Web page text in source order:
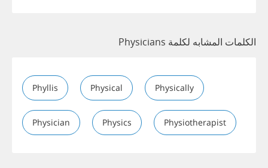
الكلمات المشابه لكلمة Physicians
Phyllis Physical Physically
Physician Physics Physiotherapist